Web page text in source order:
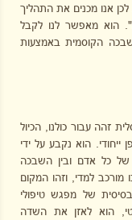
אנו מכנים את התהליך
הוא מאפשר לנו לקבל
הקוסמית באמצעות
זהה עבור כולנו, הכיול
ייחודי. הוא נקבע על ידי
של כל אדם ובין השבכה
מורכב למדי, וזהו המקום
של מפגש טיפולי
הוא לאזן את השדה